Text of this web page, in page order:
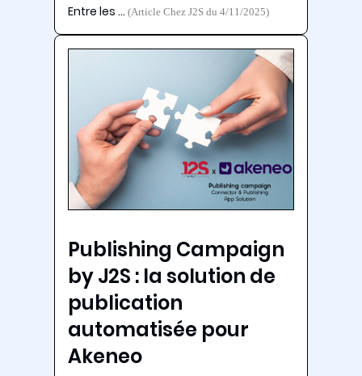
Entre les …(Article Chez J2S du 4/11/2025)
Publishing Campaign
by J2S : la solution de
publication
automatisée pour
Akeneo